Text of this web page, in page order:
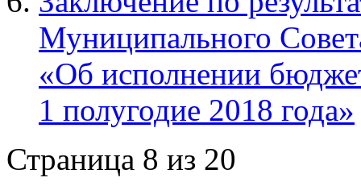
Муниципального
«Об исполнении
1 полугодие 2018 года»
Страница 8 из 20